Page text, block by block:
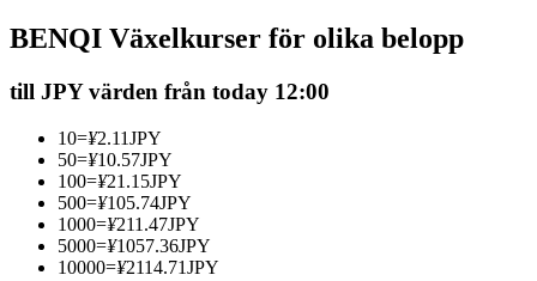
Bli en Copy Trader
BENQI Växelkurser för olika belopp
till JPY värden från today 12:00
10=¥2.11JPY
50=¥10.57JPY
100=¥21.15JPY
500=¥105.74JPY
1000=¥211.47JPY
5000=¥1057.36JPY
10000=¥2114.71JPY